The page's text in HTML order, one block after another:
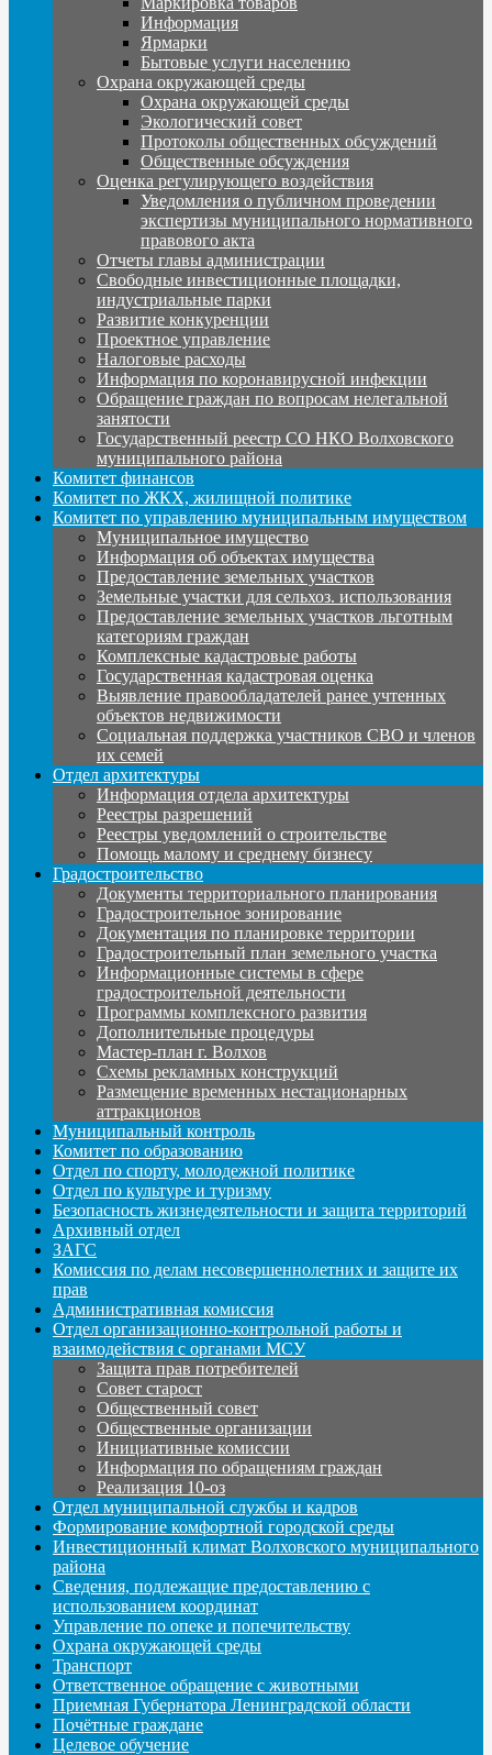
Информация
Ярмарки
Бытовые услуги населению
Охрана окружающей среды
Охрана окружающей среды
Экологический совет
Протоколы общественных обсуждений
Общественные обсуждения
Оценка регулирующего воздействия
Уведомления о публичном проведении
экспертизы муниципального нормативного
правового акта
Отчеты главы администрации
Свободные инвестиционные площадки,
индустриальные парки
Развитие конкуренции
Проектное управление
Налоговые расходы
Информация по коронавирусной инфекции
Обращение граждан по вопросам нелегальной
занятости
Государственный реестр СО НКО Волховского
муниципального района
Комитет финансов
Комитет по ЖКХ, жилищной политике
Комитет по управлению муниципальным имуществом
Муниципальное имущество
Информация об объектах имущества
Предоставление земельных участков
Земельные участки для сельхоз. использования
Предоставление земельных участков льготным
категориям граждан
Комплексные кадастровые работы
Государственная кадастровая оценка
Выявление правообладателей ранее учтенных
объектов недвижимости
Социальная поддержка участников СВО и членов
их семей
Отдел архитектуры
Информация отдела архитектуры
Реестры разрешений
Реестры уведомлений о строительстве
Помощь малому и среднему бизнесу
Градостроительство
Документы территориального планирования
Градостроительное зонирование
Документация по планировке территории
Градостроительный план земельного участка
Информационные системы в сфере
градостроительной деятельности
Программы комплексного развития
Дополнительные процедуры
Мастер-план г. Волхов
Схемы рекламных конструкций
Размещение временных нестационарных
аттракционов
Муниципальный контроль
Комитет по образованию
Отдел по спорту, молодежной политике
Отдел по культуре и туризму
Безопасность жизнедеятельности и защита территорий
Архивный отдел
ЗАГС
Комиссия по делам несовершеннолетних и защите их
прав
Административная комиссия
Отдел организационно-контрольной работы и
взаимодействия с органами МСУ
Защита прав потребителей
Совет старост
Общественный совет
Общественные организации
Инициативные комиссии
Информация по обращениям граждан
Реализация 10-оз
Отдел муниципальной службы и кадров
Формирование комфортной городской среды
Инвестиционный климат Волховского муниципального
района
Сведения, подлежащие предоставлению с
использованием координат
Управление по опеке и попечительству
Охрана окружающей среды
Транспорт
Ответственное обращение с животными
Приемная Губернатора Ленинградской области
Почётные граждане
Целевое обучение